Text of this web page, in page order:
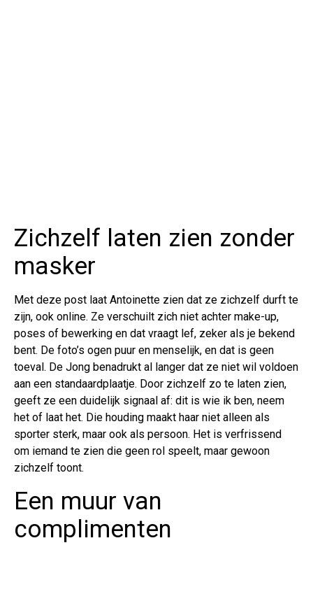
Zichzelf laten zien zonder
masker
Met deze post laat Antoinette zien dat ze zichzelf durft te
zijn, ook online. Ze verschuilt zich niet achter make-up,
poses of bewerking en dat vraagt lef, zeker als je bekend
bent. De foto’s ogen puur en menselijk, en dat is geen
toeval. De Jong benadrukt al langer dat ze niet wil voldoen
aan een standaardplaatje. Door zichzelf zo te laten zien,
geeft ze een duidelijk signaal af: dit is wie ik ben, neem
het of laat het. Die houding maakt haar niet alleen als
sporter sterk, maar ook als persoon. Het is verfrissend
om iemand te zien die geen rol speelt, maar gewoon
zichzelf toont.
Een muur van
complimenten